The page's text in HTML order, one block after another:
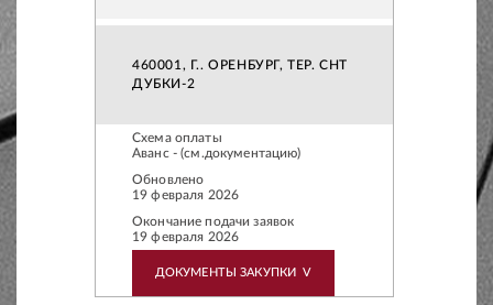
460001, Г.. ОРЕНБУРГ, ТЕР. СНТ
ДУБКИ-2
Схема оплаты
Аванс - (см.документацию)
Обновлено
19 февраля 2026
Окончание подачи заявок
19 февраля 2026
ДОКУМЕНТЫ ЗАКУПКИ V